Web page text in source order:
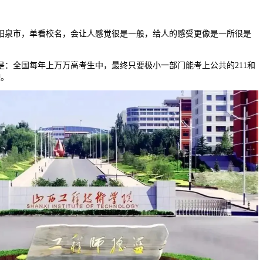
，单看校名，会让人感觉很是一般，给人的感受更像是一所很是
国每年上万万高考生中，最终只要极小一部门能考上公共的211和